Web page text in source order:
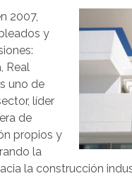
2007,
y
Real
uno de
líder
de
propios y
la
la construcción